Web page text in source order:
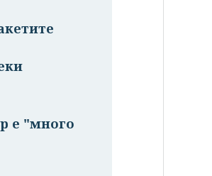
е "много